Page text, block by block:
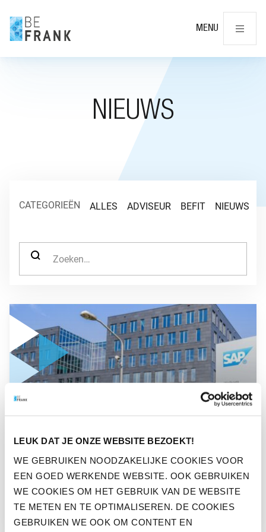
LEUK DAT JE ONZE WEBSITE BEZOEKT!
WE GEBRUIKEN NOODZAKELIJKE COOKIES VOOR
EEN GOED WERKENDE WEBSITE. OOK GEBRUIKEN
WE COOKIES OM HET GEBRUIK VAN DE WEBSITE
TE METEN EN TE OPTIMALISEREN. DE COOKIES
GEBRUIKEN WE OOK OM CONTENT EN
MENU
NIEUWS
CATEGORIEËN ALLES ADVISEUR BEFIT NIEUWS
ZOEK NAAR:
GA NAAR “ZO VERGROOT SAP DE DUURZAME
ZO VERGROOT SAP DE
DUURZAME INZETBAARHEID
VAN MEDEWERKERS
NIEUWS